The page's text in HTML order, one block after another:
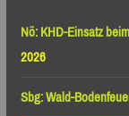
Nö: KHD-Einsatz
2026
Sbg: Wald-